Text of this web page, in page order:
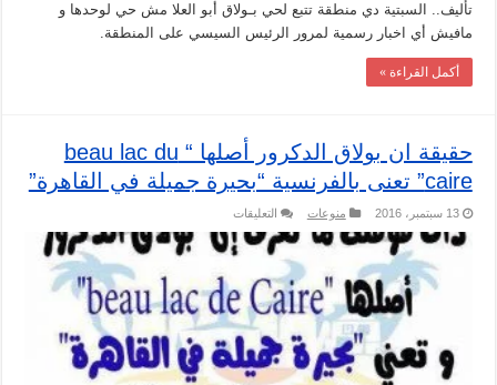
تأليف.. السبتية دي منطقة تتبع لحي بـولاق أبو العلا مش حي لوحدها و
مافيش أي اخبار رسمية لمرور الرئيس السيسي على المنطقة.
أكمل القراءة »
حقيقة ان بولاق الدكرور أصلها “ beau lac du
caire” تعنى بالفرنسية “بحيرة جميلة في القاهرة”
13 سبتمبر، 2016 منوعات التعليقات
ان
بولاق
أصلها
“
beau
lac
du
caire”
تعنى
بالفرنسية